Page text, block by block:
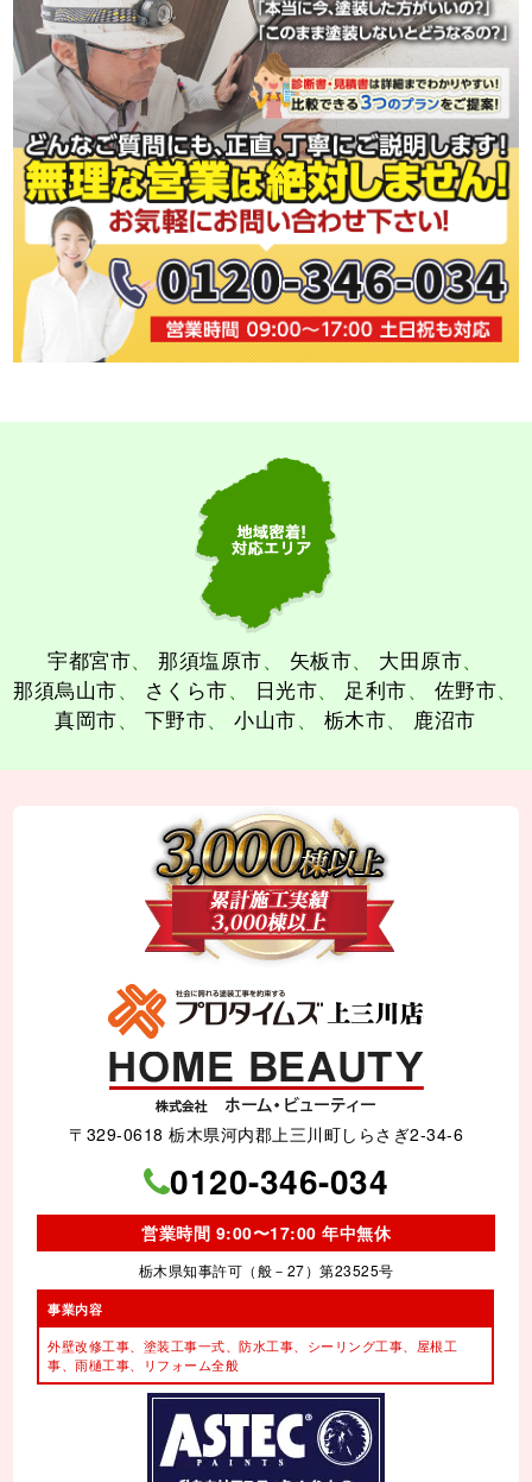
宇都宮市 那須塩原市 矢板市
大田原市
那須烏山市
さくら市 日光市 足利市
佐野市
真岡市
下野市 小山市 栃木市 鹿沼市
〒329-0618 栃木県河内郡上三川町しらさぎ2-34-6
0120-346-034
営業時間 9:00〜17:00 年中無休
栃木県知事許可（般－27）第23525号
事業内容
外壁改修工事、塗装工事⼀式、防水工事、シーリング工事、 屋根工
事、雨樋工事、
リフォーム全般